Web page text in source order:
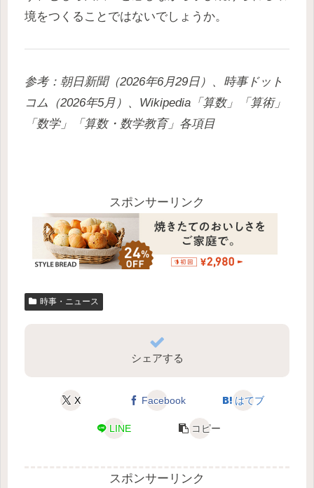
境をつくることではないでしょうか。
参考：朝日新聞（2026年6月29日）、時事ドット
コム（2026年5月）、Wikipedia「算数」「算術」
「数学」「算数・数学教育」各項目
スポンサーリンク
時事・ニュース
シェアする
X Facebook はてブ
LINE コピー
スポンサーリンク